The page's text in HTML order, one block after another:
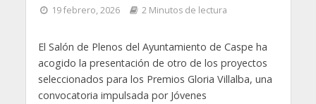
19 febrero, 2026 2 Minutos de lectura
El Salón de Plenos del Ayuntamiento de Caspe ha
acogido la presentación de otro de los proyectos
seleccionados para los Premios Gloria Villalba, una
convocatoria impulsada por Jóvenes